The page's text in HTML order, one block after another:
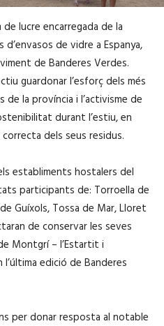
lucre encarregada de la
de vidre a Espanya,
de Banderes Verdes.
guardonar l’esforç dels més
la província i l’activisme de
durant l’estiu, en
dels seus residus.
establiments hostalers del
participants de: Torroella de
Guíxols, Tossa de Mar, Lloret
de conservar les seves
Montgrí – l’Estartit i
edició de Banderes
per donar resposta al notable